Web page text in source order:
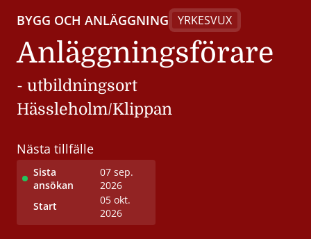
BYGG OCH ANLÄGGNING YRKESVUX
Anläggningsförare
- utbildningsort
Hässleholm/Klippan
Nästa tillfälle
Sista
ansökan
07 sep.
2026
Start
05 okt.
2026